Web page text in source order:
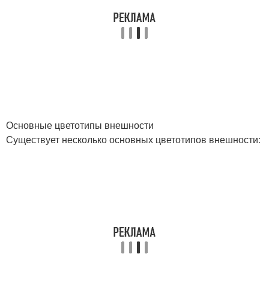
Основные цветотипы внешности
Существует несколько основных цветотипов внешности: